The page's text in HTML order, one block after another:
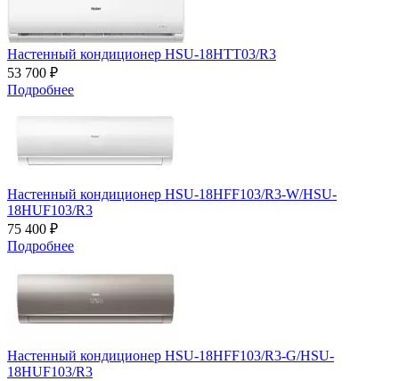
Настенный кондиционер HSU-18HTT03/R3
53 700 ₽
Подробнее
Настенный кондиционер HSU-18HFF103/R3-W/HSU-
18HUF103/R3
75 400 ₽
Подробнее
Настенный кондиционер HSU-18HFF103/R3-G/HSU-
18HUF103/R3